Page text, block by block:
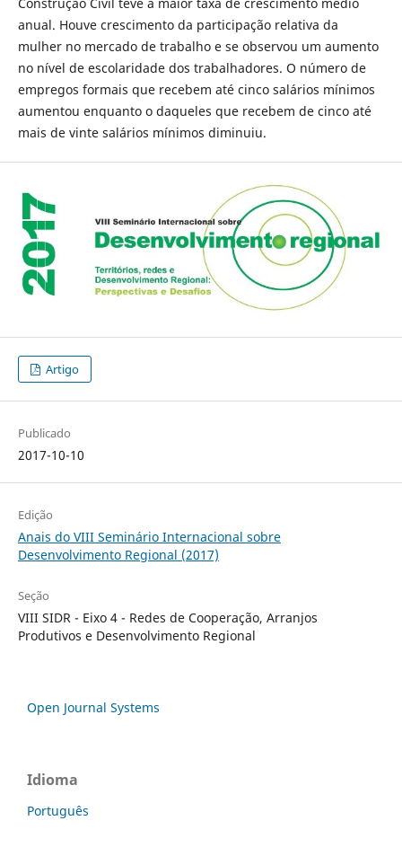
anual. Houve crescimento da participação relativa da
mulher no mercado de trabalho e se observou um aumento
no nível de escolaridade dos trabalhadores. O número de
empregos formais que recebem até cinco salários mínimos
aumentou enquanto o daqueles que recebem de cinco até
mais de vinte salários mínimos diminuiu.
Artigo
Publicado
2017-10-10
Edição
Anais do VIII Seminário Internacional sobre
Desenvolvimento Regional (2017)
Seção
VIII SIDR - Eixo 4 - Redes de Cooperação, Arranjos
Produtivos e Desenvolvimento Regional
Open Journal Systems
Idioma
Português